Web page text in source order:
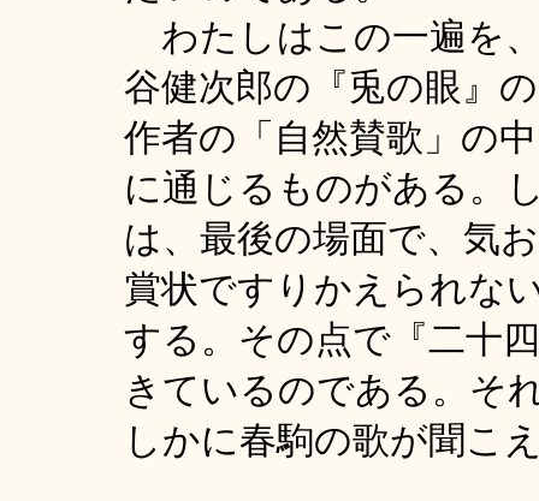
わたしはこの一遍を
谷健次郎の『兎の眼』
作者の「自然賛歌」の
に通じるものがある。
は、最後の場面で、気
賞状ですりかえられな
する。その点で『二十
きているのである。そ
しかに春駒の歌が聞